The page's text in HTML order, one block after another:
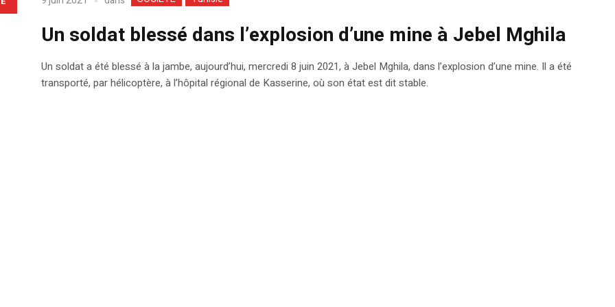
Un soldat blessé dans l’explosion d’une mine à Jebel Mghila
Un soldat a été blessé à la jambe, aujourd’hui, mercredi 8 juin 2021, à Jebel Mghila, dans l’explosion d’une mine. Il a été
transporté, par hélicoptère, à l’hôpital régional de Kasserine, où son état est dit stable.